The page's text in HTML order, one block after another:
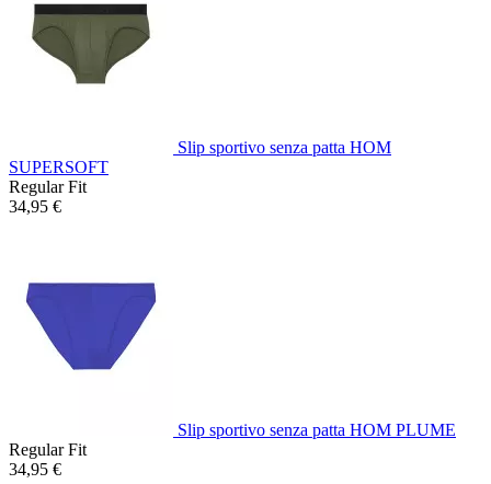
Slip sportivo senza patta HOM
SUPERSOFT
Regular Fit
34,95 €
Slip sportivo senza patta HOM PLUME
Regular Fit
34,95 €